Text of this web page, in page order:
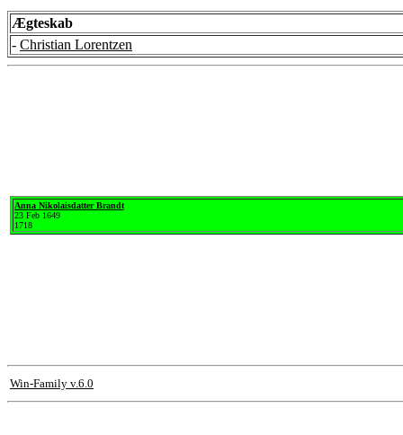
Ægteskab
- Christian Lorentzen
Anna Nikolaisdatter Brandt
23 Feb 1649
1718
Win-Family v.6.0